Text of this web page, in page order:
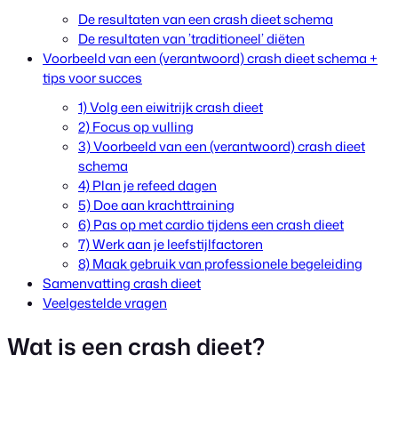
De resultaten van een crash dieet schema
De resultaten van ’traditioneel’ diëten
Voorbeeld van een (verantwoord) crash dieet schema +
tips voor succes
1) Volg een eiwitrijk crash dieet
2) Focus op vulling
3) Voorbeeld van een (verantwoord) crash dieet
schema
4) Plan je refeed dagen
5) Doe aan krachttraining
6) Pas op met cardio tijdens een crash dieet
7) Werk aan je leefstijlfactoren
8) Maak gebruik van professionele begeleiding
Samenvatting crash dieet
Veelgestelde vragen
Wat is een crash dieet?